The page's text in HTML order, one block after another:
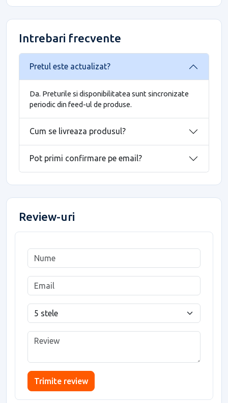
Intrebari frecvente
Pretul este actualizat?
Da. Preturile si disponibilitatea sunt sincronizate
periodic din feed-ul de produse.
Cum se livreaza produsul?
Pot primi confirmare pe email?
Review-uri
Trimite review